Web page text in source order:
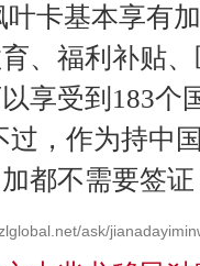
叶卡基本享有
、福利补贴
享受到183个
过，作为持中
都不需要签
ask/